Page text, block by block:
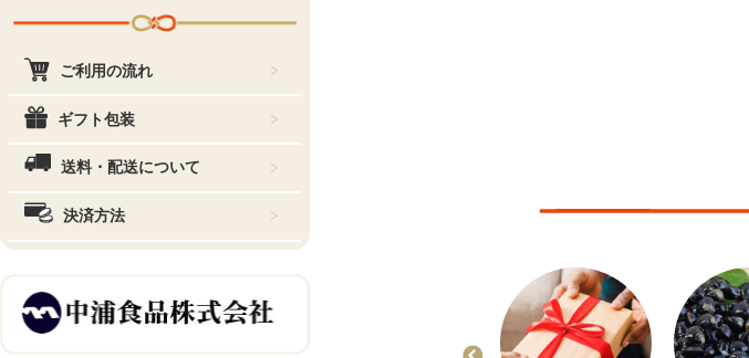
ご利用の流れ
ギフト包装
送料・配送について
決済方法